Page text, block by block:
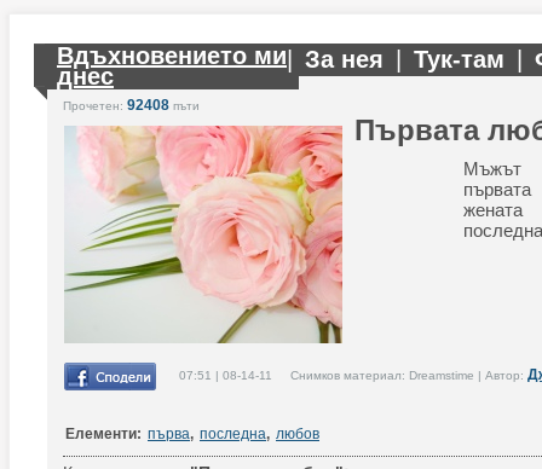
Вдъхновението ми
днес
За нея Тук-там
Прочетен: 92408 пъти
Първата
Мъжът
07:51 | 08-14-11 Снимков материал: Dreamstime | Автор:
Елементи: първа, последна, любов